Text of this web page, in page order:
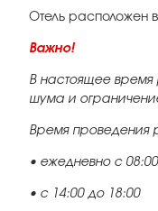
Отель расположен
Важно!
В настоящее время
шума и
Время проведения
• ежедневно с
• с 14:00 до 18:00